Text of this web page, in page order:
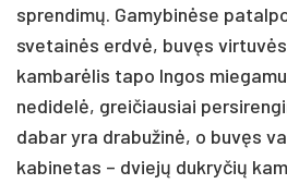
sprendimų. Gamybinėse
svetainės erdvė, buvęs
kambarėlis tapo Ingos
nedidelė, greičiausiai
dabar yra drabužinė, o buvęs
kabinetas – dviejų dukryčių